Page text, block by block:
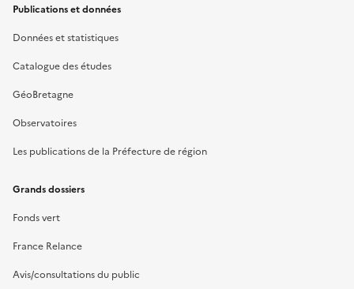
Publications et données
Données et statistiques
Catalogue des études
GéoBretagne
Observatoires
Les publications de la Préfecture de région
Grands dossiers
Fonds vert
France Relance
Avis/consultations du public